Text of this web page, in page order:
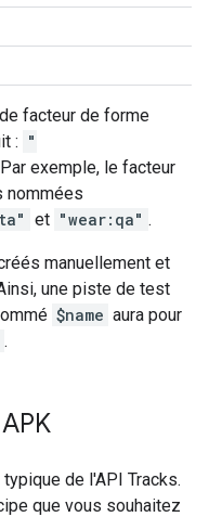
facteur de forme
: "
exemple, le facteur
nommées
et "wear:qa" .
manuellement et
une piste de test
$name aura pour
.
de l'API Tracks.
que vous souhaitez